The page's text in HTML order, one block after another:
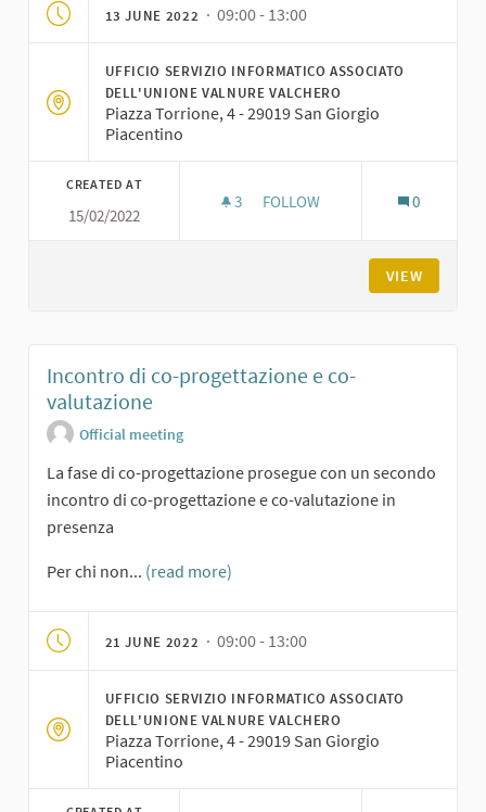
13 JUNE 2022 · 09:00 - 13:00
UFFICIO SERVIZIO INFORMATICO ASSOCIATO
DELL'UNIONE VALNURE VALCHERO
Piazza Torrione, 4 - 29019 San Giorgio
Piacentino
CREATED AT
15/02/2022
3 3 FOLLOWERS
FOLLOW 0
VIEW
Incontro di co-progettazione e co-
valutazione
Official meeting
La fase di co-progettazione prosegue con un secondo
incontro di co-progettazione e co-valutazione in
presenza
Per chi non... (read more)
21 JUNE 2022 · 09:00 - 13:00
UFFICIO SERVIZIO INFORMATICO ASSOCIATO
DELL'UNIONE VALNURE VALCHERO
Piazza Torrione, 4 - 29019 San Giorgio
Piacentino